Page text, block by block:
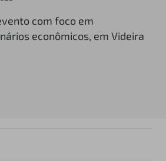
com foco em
econômicos, em Videira